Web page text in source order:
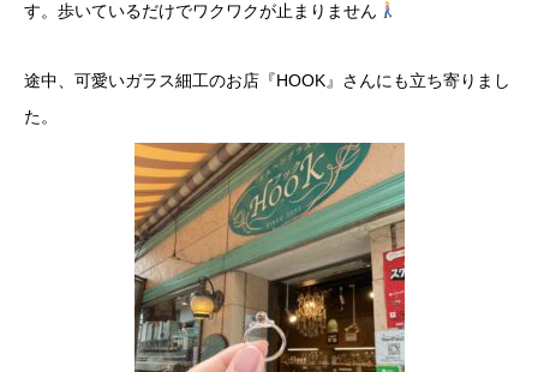
す。歩いているだけでワクワクが止まりません
​途中、可愛いガラス細工のお店『HOOK』さんにも立ち寄りまし
た。